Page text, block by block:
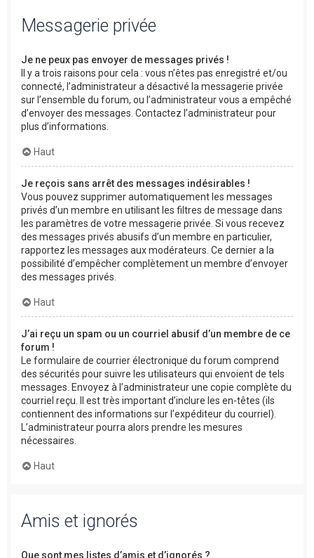
Messagerie privée
Je ne peux pas envoyer de messages privés !
Il y a trois raisons pour cela : vous n’êtes pas enregistré et/ou
connecté, l’administrateur a désactivé la messagerie privée
sur l’ensemble du forum, ou l’administrateur vous a empêché
d’envoyer des messages. Contactez l’administrateur pour
plus d’informations.
Haut
Je reçois sans arrêt des messages indésirables !
Vous pouvez supprimer automatiquement les messages
privés d’un membre en utilisant les filtres de message dans
les paramètres de votre messagerie privée. Si vous recevez
des messages privés abusifs d’un membre en particulier,
rapportez les messages aux modérateurs. Ce dernier a la
possibilité d’empêcher complètement un membre d’envoyer
des messages privés.
Haut
J’ai reçu un spam ou un courriel abusif d’un membre de ce
forum !
Le formulaire de courrier électronique du forum comprend
des sécurités pour suivre les utilisateurs qui envoient de tels
messages. Envoyez à l’administrateur une copie complète du
courriel reçu. Il est très important d’inclure les en-têtes (ils
contiennent des informations sur l’expéditeur du courriel).
L’administrateur pourra alors prendre les mesures
nécessaires.
Haut
Amis et ignorés
Que sont mes listes d’amis et d’ignorés ?